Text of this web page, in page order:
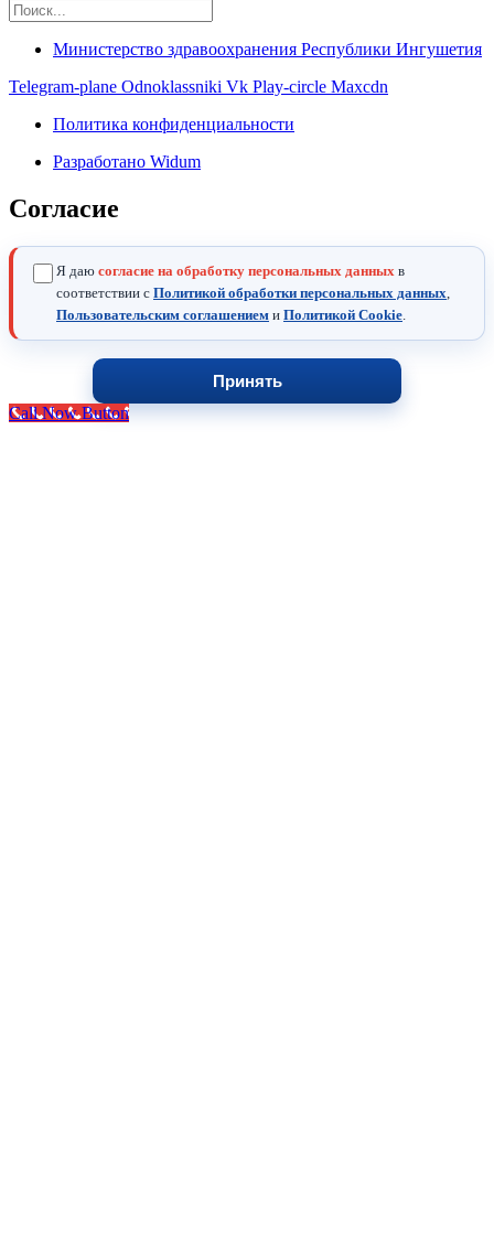
Министерство здравоохранения Республики Ингушетия
Telegram-plane Odnoklassniki Vk Play-circle Maxcdn
Политика конфиденциальности
Разработано Widum
Согласие
Я даю согласие на обработку персональных данных в
соответствии с Политикой обработки персональных данных
Пользовательским соглашением и Политикой Cookie
Принять
Call Now Button